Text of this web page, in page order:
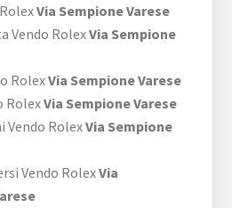
Via Sempione Varese
Vendo RolexVia Sempione
RolexVia Sempione Varese
RolexVia Sempione Varese
RolexVia Sempione
Vendo RolexVia